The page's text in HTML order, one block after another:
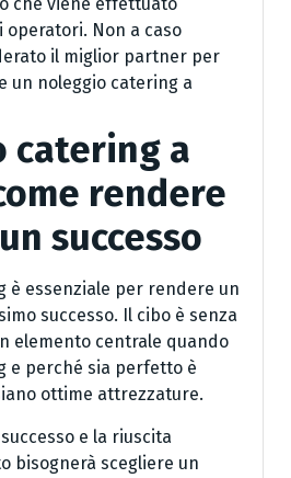
Non a caso
il miglior partner per
un noleggio catering a
catering a
rendere
successo
è essenziale per rendere un
successo. Il cibo è senza
elemento centrale quando
e perché sia perfetto è
ottime attrezzature.
e la riuscita
bisognerà scegliere un